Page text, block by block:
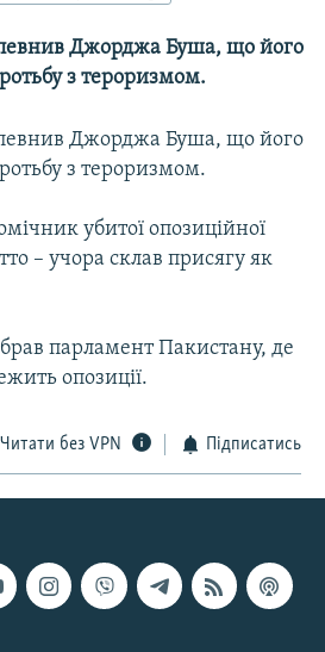
Джорджа Буша, що його
з тероризмом.
Джорджа Буша, що його
з тероризмом.
убитої опозиційної
– учора склав присягу як
парламент Пакистану, де
опозиції.
Читати без VPN Підписатись